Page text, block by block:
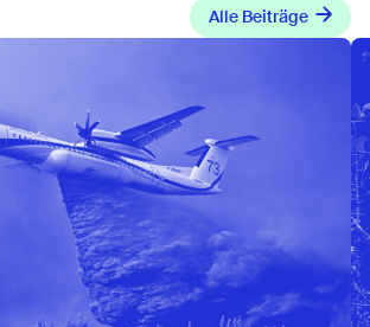
Alle Beiträge